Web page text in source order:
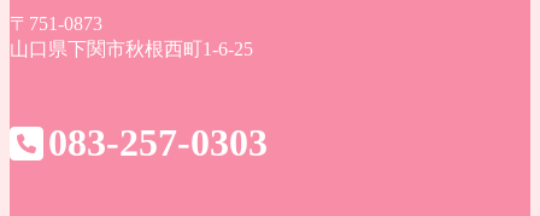
〒751-0873
山口県下関市秋根西町1-6-25
083-257-0303